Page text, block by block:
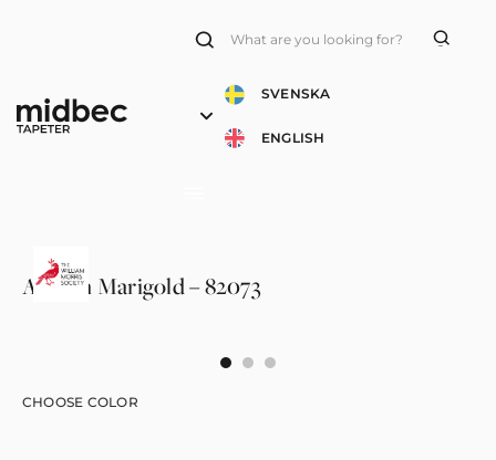
SVENSKA
ENGLISH
African Marigold – 82073
CHOOSE COLOR